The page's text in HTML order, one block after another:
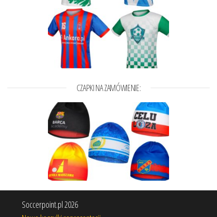
CZAPKI NA ZAMÓWIENIE:
Soccerpoint.pl 2026